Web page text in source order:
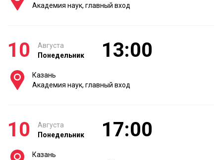
Академия наук, главный вход
10
Августа
Понедельник
13:00
Казань
Академия наук, главный вход
10
Августа
Понедельник
17:00
Казань